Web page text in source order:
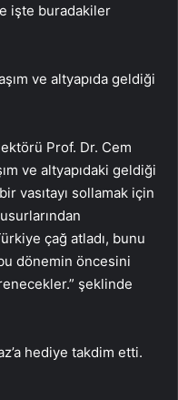
işte buradakiler
ve altyapıda geldiği
Prof. Dr. Cem
ve altyapıdaki geldiği
vasıtayı sollamak için
çağ atladı, bunu
dönemin öncesini
şeklinde
hediye takdim etti.